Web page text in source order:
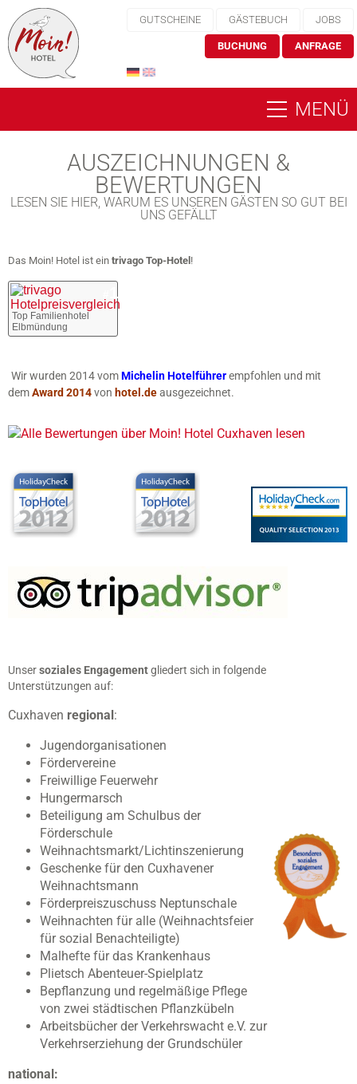
GUTSCHEINE GÄSTEBUCH JOBS
BUCHUNG ANFRAGE
MENÜ
AUSZEICHNUNGEN &
BEWERTUNGEN
LESEN SIE HIER, WARUM ES UNSEREN GÄSTEN SO GUT BEI
UNS GEFÄLLT
Das Moin! Hotel ist ein trivago Top-Hotel !
1
Top Familienhotel
Elbmündung
Wir wurden 2014 vomMichelin Hotelführerempfohlen und mit
demAward 2014von hotel.deausgezeichnet.
Unsersoziales Engagementgliedert sich in folgende
Unterstützungen auf:
Cuxhaven regional:
Jugendorganisationen
Fördervereine
Freiwillige Feuerwehr
Hungermarsch
Beteiligung am Schulbus der
Förderschule
Weihnachtsmarkt/Lichtinszenierung
Geschenke für den Cuxhavener
Weihnachtsmann
Förderpreiszuschuss Neptunschale
Weihnachten für alle (Weihnachtsfeier
für sozial Benachteiligte)
Malhefte für das Krankenhaus
Plietsch Abenteuer-Spielplatz
Bepflanzung und regelmäßige Pflege
von zwei städtischen Pflanzkübeln
Arbeitsbücher der Verkehrswacht e.V. zur
Verkehrserziehung der Grundschüler
national: